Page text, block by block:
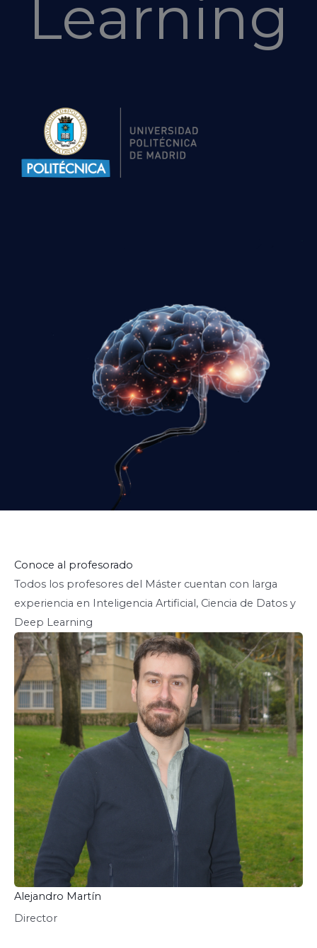
Learning
Conoce al profesorado
Todos los profesores del Máster cuentan con larga
experiencia en Inteligencia Artificial, Ciencia de Datos y
Deep Learning
Alejandro Martín
Director